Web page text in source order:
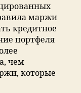
маржи
кредитное
портфеля
чем
которые